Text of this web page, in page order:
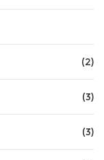
(2)
(3)
(3)